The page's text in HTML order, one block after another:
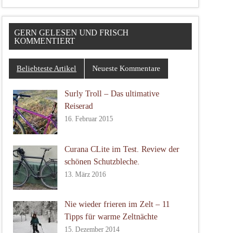
GERN GELESEN UND FRISCH
KOMMENTIERT
Beliebteste Artikel Neueste Kommentare
Surly Troll – Das ultimative
Reiserad
16. Februar 2015
Curana CLite im Test. Review der
schönen Schutzbleche.
13. März 2016
Nie wieder frieren im Zelt – 11
Tipps für warme Zeltnächte
15. Dezember 2014